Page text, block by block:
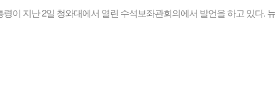
령이 지난 2일 청와대에서 열린 수석보좌관회의에서 발언을 하고 있다.